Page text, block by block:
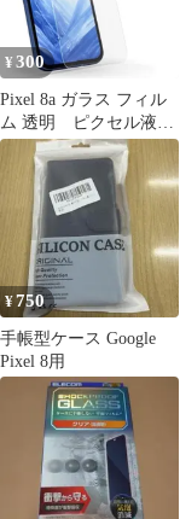
¥300
Pixel 8a ガラス フィル
ム 透明 ピクセル液晶
保護 画面
¥750
手帳型ケース Google
Pixel 8用